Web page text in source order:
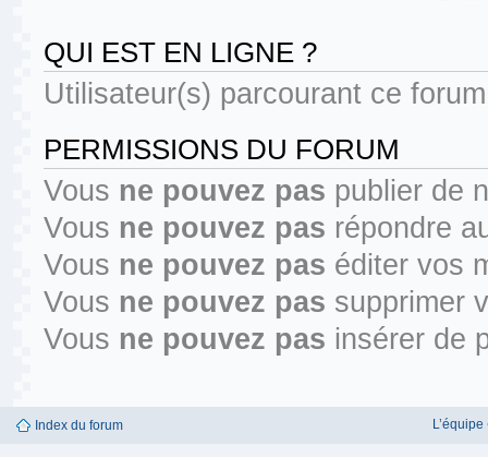
QUI EST EN LIGNE ?
Utilisateur(s) parcourant ce
PERMISSIONS DU FORUM
Vous ne pouvez pas publier de
Vous ne pouvez pas répondre
Vous ne pouvez pas éditer vos
Vous ne pouvez pas supprimer
Vous ne pouvez pas insérer de
Index du forum L’équipe